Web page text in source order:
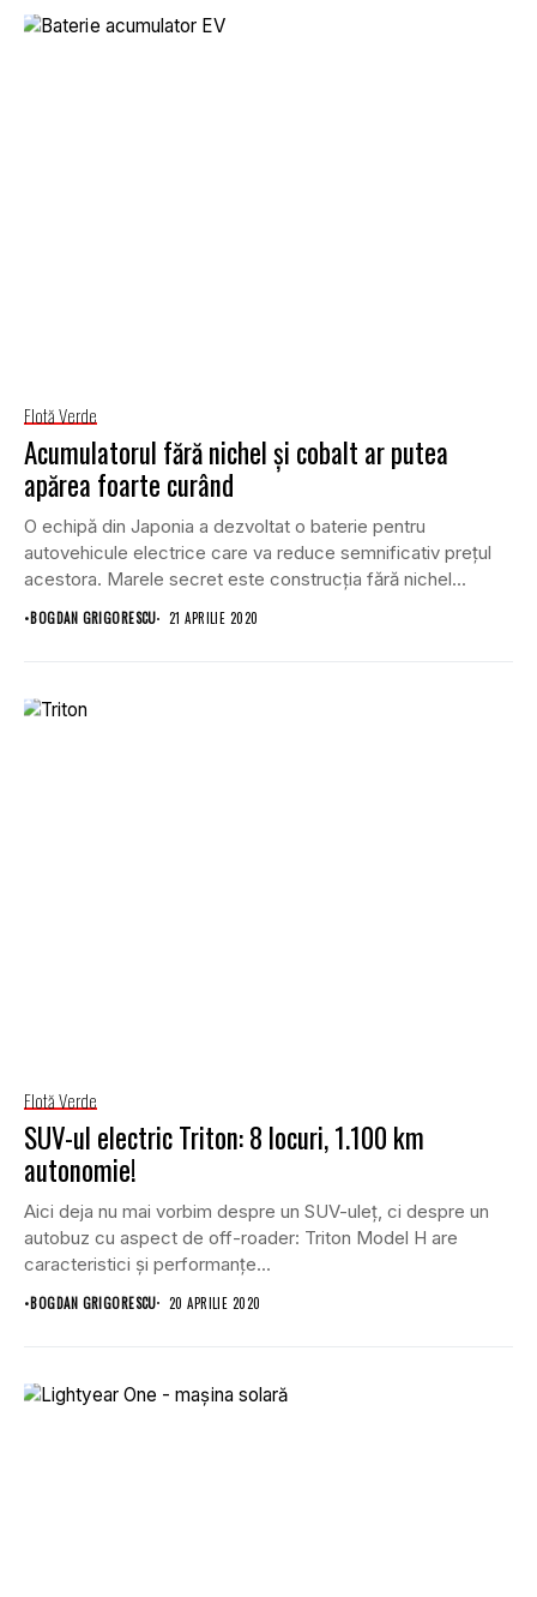
Flotă Verde
Acumulatorul fără nichel și cobalt ar putea
apărea foarte curând
O echipă din Japonia a dezvoltat o baterie pentru
autovehicule electrice care va reduce semnificativ prețul
acestora. Marele secret este construcția fără nichel...
•BOGDAN GRIGORESCU 21 APRILIE 2020
Flotă Verde
SUV-ul electric Triton: 8 locuri, 1.100 km
autonomie!
Aici deja nu mai vorbim despre un SUV-uleț, ci despre un
autobuz cu aspect de off-roader: Triton Model H are
caracteristici și performanțe...
•BOGDAN GRIGORESCU 20 APRILIE 2020